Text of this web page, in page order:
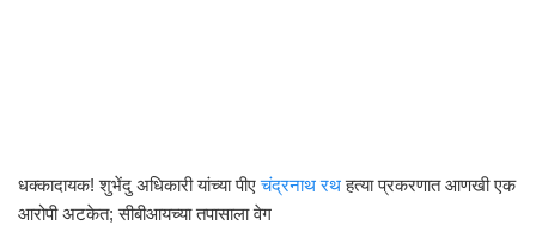
धक्कादायक! शुभेंदु अधिकारी यांच्या पीएचंद्रनाथ रथहत्या प्रकरणात आणखी एक
आरोपी अटकेत; सीबीआयच्या तपासाला वेग